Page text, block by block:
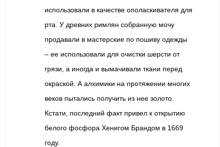
использовали в качестве ополаскивателя для
рта. У древних римлян собранную мочу
продавали в мастерские по пошиву одежды
– ее использовали для очистки шерсти от
грязи, а иногда и вымачивали ткани перед
окраской. А алхимики на протяжении многих
веков пытались получить из нее золото.
Кстати, последний факт привел к открытию
белого фосфора Хенигом Брандом в 1669
году.